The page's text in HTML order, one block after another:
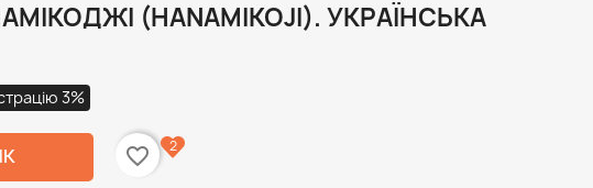
(HANAMIKOJI). УКРАЇНСЬКА
3%
favorite_border 2